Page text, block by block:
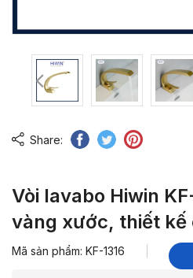
Share:
Vòi lavabo Hiwin
vàng xước, thiết kế
Mã sản phẩm: KF-1316